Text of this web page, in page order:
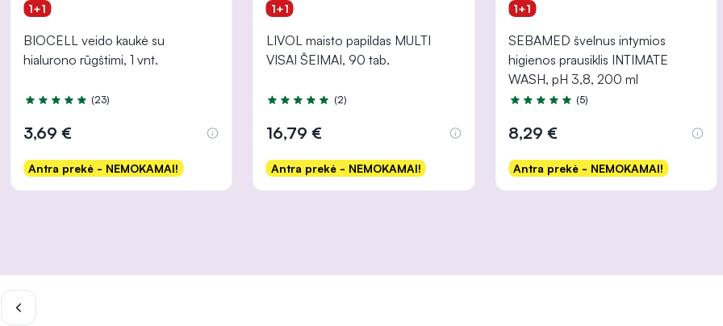
1+1
BIOCELL veido kaukė su
hialurono rūgštimi, 1 vnt.
Įvertinimas 5.0 iš 5
(23)
3,69 €
Antra prekė - NEMOKAMAI!
Į krepšelį
1+1
LIVOL maisto papildas MULTI
VISAI ŠEIMAI, 90 tab.
Įvertinimas 5.0 iš 5
(2)
16,79 €
Antra prekė - NEMOKAMAI!
Į krepšelį
1+1
SEBAMED švelnus intymios
higienos prausiklis INTIMATE
WASH, pH 3,8, 200 ml
Įvertinimas 4.8 iš 5
(5)
8,29 €
Antra prekė - NEMOKAMAI!
Į krepšelį